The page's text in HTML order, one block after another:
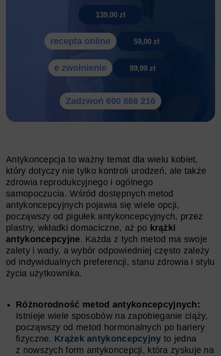
139,00 zł
recepta online 59,00 zł
e zwolnienie 89,99 zł
Zadzwoń 690 866 216
Antykoncepcja to ważny temat dla wielu kobiet,
który dotyczy nie tylko kontroli urodzeń, ale także
zdrowia reprodukcyjnego i ogólnego
samopoczucia. Wśród dostępnych metod
antykoncepcyjnych pojawia się wiele opcji,
począwszy od pigułek antykoncepcyjnych, przez
plastry, wkładki domaciczne, aż po krążki
antykoncepcyjne. Każda z tych metod ma swoje
zalety i wady, a wybór odpowiedniej często zależy
od indywidualnych preferencji, stanu zdrowia i stylu
życia użytkownika.
Różnorodność metod antykoncepcyjnych:
Istnieje wiele sposobów na zapobieganie ciąży,
począwszy od metod hormonalnych po bariery
fizyczne. Krążek antykoncepcyjny to jedna
z nowszych form antykoncepcji, która zyskuje na